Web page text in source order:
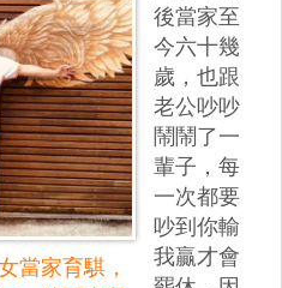
當家育騏，
後當家至
今六十幾
歲，也跟
老公吵吵
鬧鬧了一
輩子，每
一次都要
吵到你輸
我贏才會